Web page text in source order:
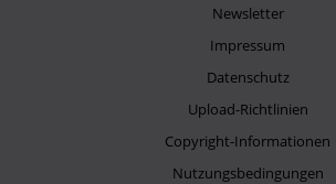
Newsletter
Impressum
Datenschutz
Upload-Richtlinien
Copyright-Informationen
Nutzungsbedingungen